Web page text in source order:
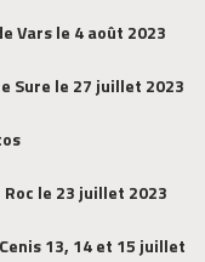
Vars le 4 août 2023
Sure le 27 juillet 2023
Roc le 23 juillet 2023
13, 14 et 15 juillet